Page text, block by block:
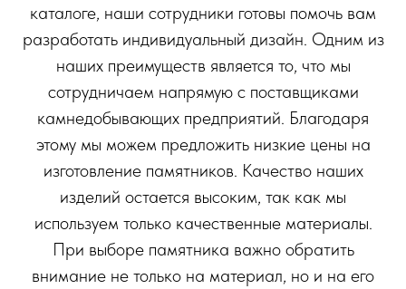
каталоге, наши сотрудники готовы помочь вам
разработать индивидуальный дизайн. Одним из
наших преимуществ является то, что мы
сотрудничаем напрямую с поставщиками
камнедобывающих предприятий. Благодаря
этому мы можем предложить низкие цены на
изготовление памятников. Качество наших
изделий остается высоким, так как мы
используем только качественные материалы.
При выборе памятника важно обратить
внимание не только на материал, но и на его